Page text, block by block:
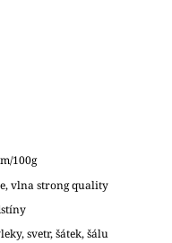
100g
vlna strong quality
svetr, šátek, šálu